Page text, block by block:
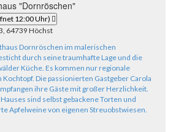
"Dornröschen"
12:00 Uhr)
64739 Höchst
Dornröschen im malerischen
durch seine traumhafte Lage und die
Küche. Es kommen nur regionale
Die passionierten Gastgeber Carola
ihre Gäste mit großer Herzlichkeit.
sind selbst gebackene Torten und
Apfelweine von eigenen Streuobstwiesen.